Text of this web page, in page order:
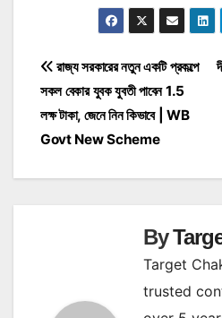
Post
navigation
রাজ্য সরকারের নতুন একটি প্রকল্পে
সকল বেকার যুবক যুবতী পাবেন 1.5
লক্ষ টাকা, জেনে নিন কিভাবে | WB
Govt New Scheme
By
Target
trusted